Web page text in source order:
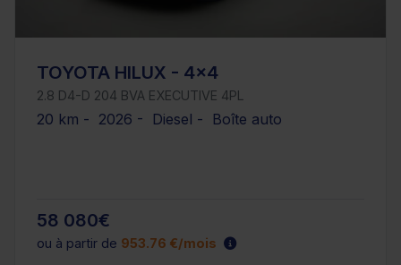
TOYOTA HILUX - 4x4
2.8 D4-D 204 BVA EXECUTIVE 4PL
20 km - 2026 - Diesel - Boîte auto
58 080€
ou à partir de 953.76 €/mois